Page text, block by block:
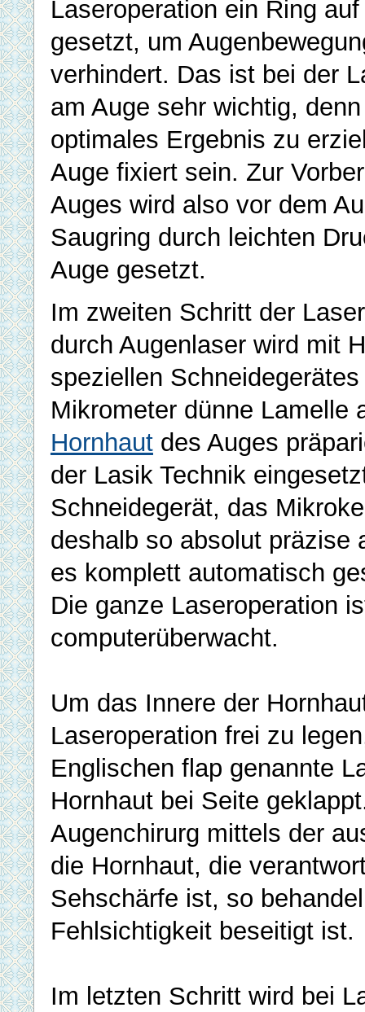
Laseroperation ein Ring
gesetzt, um
verhindert. Das ist bei der
am Auge sehr wichtig,
optimales Ergebnis zu
Auge fixiert sein. Zur
Auges wird also vor dem
Saugring durch leichten
Auge gesetzt.
Im zweiten Schritt der
durch Augenlaser wird mit
speziellen
Mikrometer dünne Lamelle
Hornhautdes Auges
der Lasik Technik
Schneidegerät, das
deshalb so absolut präzise
es komplett automatisch
Die ganze Laseroperation
computerüberwacht.
Um das Innere der
Laseroperation frei zu
Englischen flap genannte
Hornhaut bei Seite
Augenchirurg mittels der
die Hornhaut, die
Sehschärfe ist, so
Fehlsichtigkeit beseitigt ist.
Im letzten Schritt wird bei